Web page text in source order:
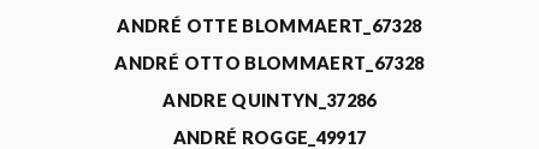
ANDRÉ OTTE BLOMMAERT_67328
ANDRÉ OTTO BLOMMAERT_67328
ANDRE QUINTYN_37286
ANDRÉ ROGGE_49917